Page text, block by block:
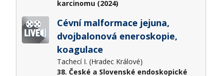
karcinomu (2024)
Cévní malformace jejuna,
dvojbalonová eneroskopie,
koagulace
Tachecí I. (Hradec Králové)
38. České a Slovenské endoskopické